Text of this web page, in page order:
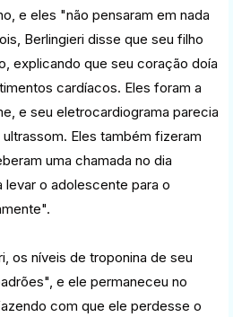
e eles "não pensaram em nada
Berlingieri disse que seu filho
explicando que seu coração doía
cardíacos. Eles foram a
e seu eletrocardiograma parecia
Eles também fizeram
uma chamada no dia
o adolescente para o
os níveis de troponina de seu
e ele permaneceu no
com que ele perdesse o